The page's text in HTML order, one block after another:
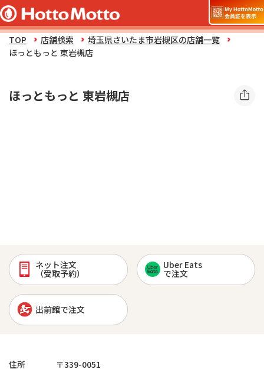
TOP 店舗検索
埼玉県さいたま市岩槻区の店舗一覧
ほっともっと 東岩槻店
ほっともっと 東岩槻店
ネット注文
（受取予約）
Uber Eats
で注文
出前館で注文
住所
〒339-0051